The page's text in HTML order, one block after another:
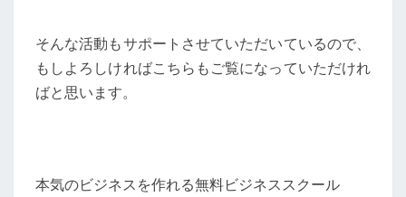
そんな活動もサポートさせていただいているので、
もしよろしければこちらもご覧になっていただけれ
ばと思います。
本気のビジネスを作れる無料ビジネススクール